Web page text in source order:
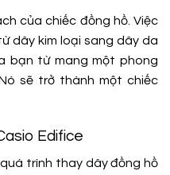
của chiếc đồng hồ. Việc
dây kim loại sang dây da
bạn từ mang một phong
sẽ trở thành một chiếc
Edifice
trình thay dây đồng hồ